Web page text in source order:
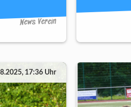
News Verein
17:36 Uhr